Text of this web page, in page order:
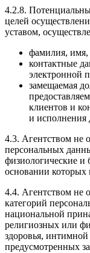
4.2.8.
целей
уставом,
фамилия, имя,
контактные
электронной
замещаемая
клиентов и
и исполнения
4.3. Агентством не
персональных
физиологические и
основании которых
4.4. Агентством не
категорий
национальной
религиозных или
здоровья,
предусмотренных